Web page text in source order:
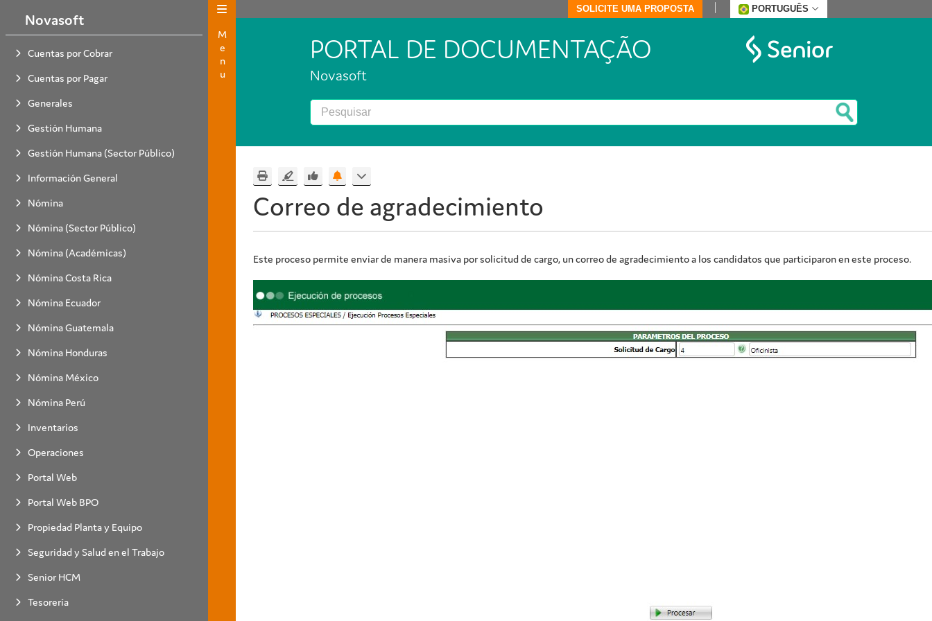
Novasoft
Cuentas por Cobrar
Cuentas por Pagar
Generales
Gestión Humana
Gestión Humana (Sector Público)
Información General
Nómina
Nómina (Sector Público)
Nómina (Académicas)
Nómina Costa Rica
Nómina Ecuador
Nómina Guatemala
Nómina Honduras
Nómina México
Nómina Perú
Inventarios
Operaciones
Portal Web
Portal Web BPO
Propiedad Planta y Equipo
Seguridad y Salud en el Trabajo
Senior HCM
Tesorería
Menu
SOLICITE UMA PROPOSTA PORTUGUÊS
PORTAL DE DOCUMENTAÇÃO
Novasoft
Correo de agradecimiento
Este proceso permite enviar de manera masiva por solicitud de cargo, un correo de agradecimiento a los candidatos que participaron en este proceso.